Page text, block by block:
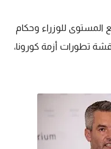
المستوى للوزراء وحكام
تطورات أزمة كورونا،